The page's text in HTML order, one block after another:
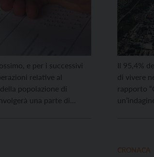
e per i successivi
relative al
popolazione di
una parte di
Il 95,4%
di vivere
rapporto